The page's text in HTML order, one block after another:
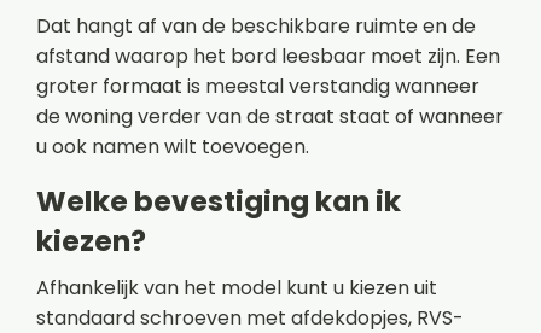
Dat hangt af van de beschikbare ruimte en de
afstand waarop het bord leesbaar moet zijn. Een
groter formaat is meestal verstandig wanneer
de woning verder van de straat staat of wanneer
u ook namen wilt toevoegen.
Welke bevestiging kan ik
kiezen?
Afhankelijk van het model kunt u kiezen uit
standaard schroeven met afdekdopjes, RVS-